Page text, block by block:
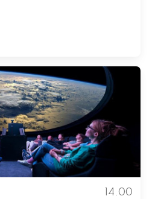
14.00